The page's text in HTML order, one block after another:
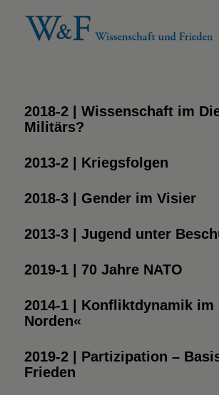
2018-2 | Wissenschaft im
Militärs?
2013-2 | Kriegsfolgen
2018-3 | Gender im Visier
2013-3 | Jugend unter
2019-1 | 70 Jahre NATO
2014-1 | Konfliktdynamik im
Norden«
2019-2 | Partizipation –
Frieden